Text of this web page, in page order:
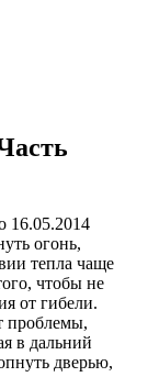
16.05.2014
огонь,
тепла чаще
чтобы не
от гибели.
проблемы,
в дальний
дверью,